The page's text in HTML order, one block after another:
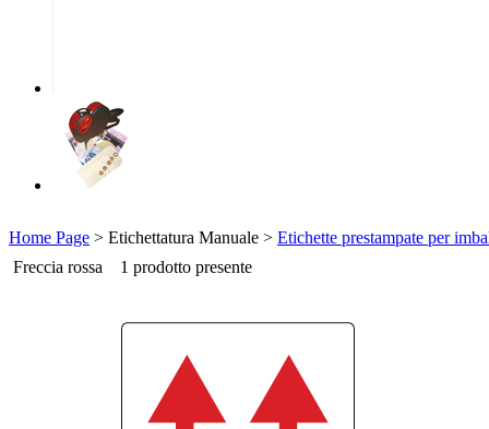
Home Page > Etichettatura Manuale > Etichette prestampate per
Freccia rossa
1 prodotto presente